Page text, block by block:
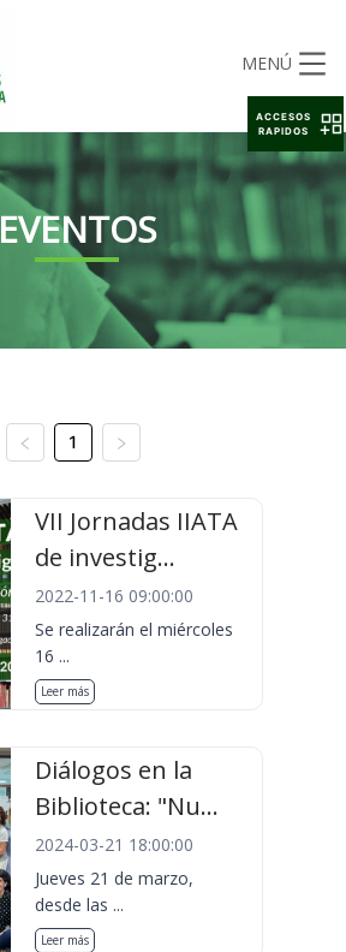
MENÚ
EVENTOS
1
VII Jornadas IIATA
de investig...
2022-11-16 09:00:00
Se realizarán el miércoles
16 ...
Leer más
Diálogos en la
Biblioteca: "Nu...
2024-03-21 18:00:00
Jueves 21 de marzo,
desde las ...
Leer más
ACCESOS
RAPIDOS